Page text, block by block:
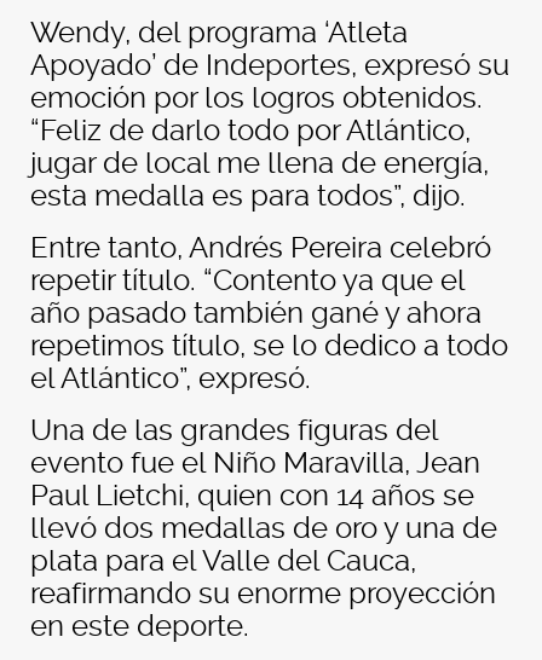
Wendy, del programa ‘Atleta
Apoyado’ de Indeportes, expresó su
emoción por los logros obtenidos.
“Feliz de darlo todo por Atlántico,
jugar de local me llena de energía,
esta medalla es para todos”, dijo.
Entre tanto, Andrés Pereira celebró
repetir título. “Contento ya que el
año pasado también gané y ahora
repetimos título, se lo dedico a todo
el Atlántico”, expresó.
Una de las grandes figuras del
evento fue el Niño Maravilla, Jean
Paul Lietchi, quien con 14 años se
llevó dos medallas de oro y una de
plata para el Valle del Cauca,
reafirmando su enorme proyección
en este deporte.